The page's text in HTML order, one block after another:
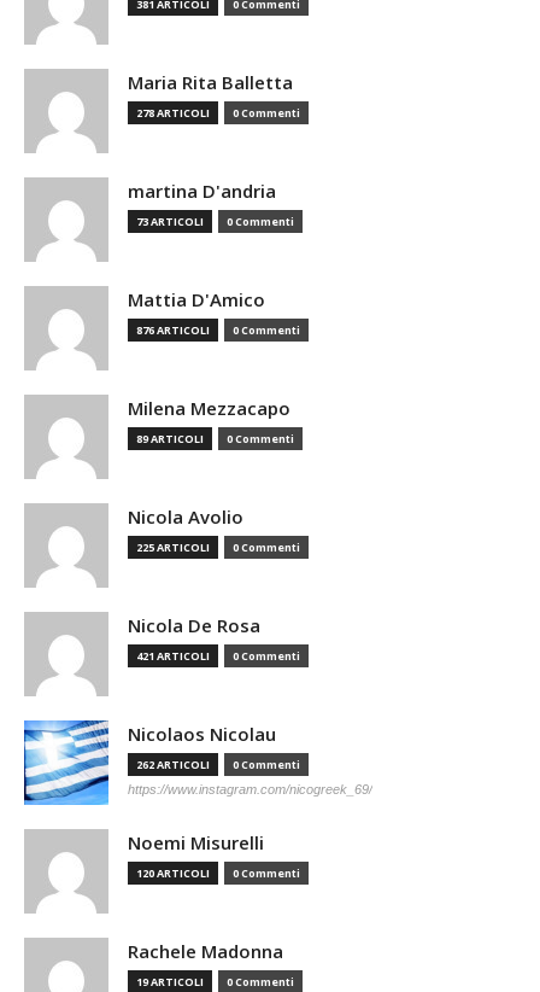
381 ARTICOLI 0 Commenti
Maria Rita Balletta
278 ARTICOLI 0 Commenti
martina D'andria
73 ARTICOLI 0 Commenti
Mattia D'Amico
876 ARTICOLI 0 Commenti
Milena Mezzacapo
89 ARTICOLI 0 Commenti
Nicola Avolio
225 ARTICOLI 0 Commenti
Nicola De Rosa
421 ARTICOLI 0 Commenti
Nicolaos Nicolau
262 ARTICOLI 0 Commenti
https://www.instagram.com/nicogreek_69/
Noemi Misurelli
120 ARTICOLI 0 Commenti
Rachele Madonna
19 ARTICOLI 0 Commenti